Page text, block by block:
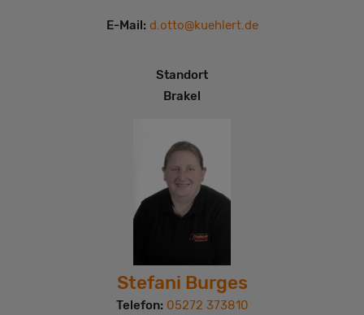
E-Mail: d.otto@kuehlert.de
Standort
Brakel
Stefani Burges
Telefon: 05272 373810